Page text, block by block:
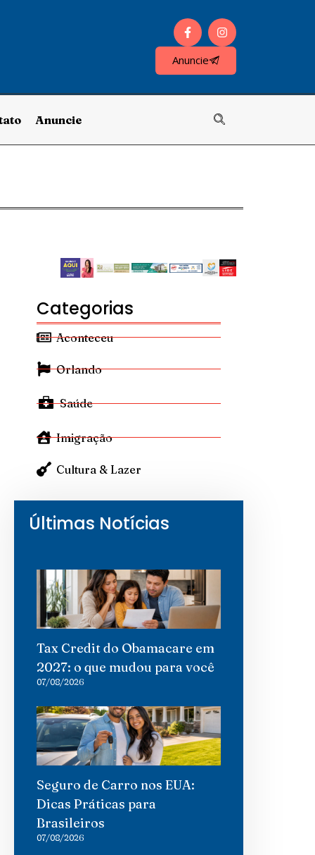
Anuncie
Anuncie
Categorias
Aconteceu
Orlando
Saúde
Imigração
Cultura & Lazer
Últimas Notícias
Tax Credit do Obamacare em
2027: o que mudou para você
07/08/2026
Seguro de Carro nos EUA:
Dicas Práticas para
Brasileiros
07/08/2026